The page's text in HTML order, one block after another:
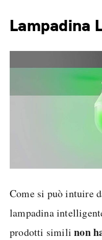
Lampadina
Come si può intuire
lampadina
prodotti similinon